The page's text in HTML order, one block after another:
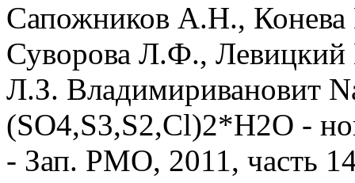
Сапожников А.Н.,
Суворова Л.Ф.,
Л.З. Владимиривановит
(SO4,S3,S2,Cl)2*Н2O -
- Зап. РМО, 2011, часть